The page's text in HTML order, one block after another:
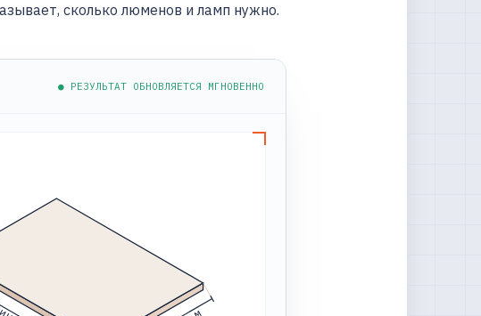
сколько люменов и ламп нужно.
● РЕЗУЛЬТАТ ОБНОВЛЯЕТСЯ МГНОВЕННО